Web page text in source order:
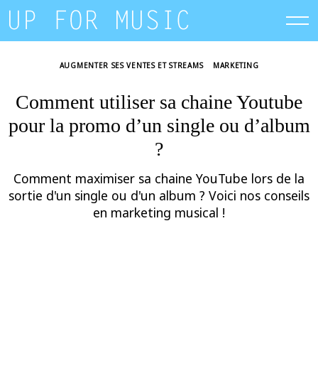
Skip
to
AUGMENTER SES VENTES ET STREAMS MARKETING
Comment utiliser sa chaine Youtube
pour la promo d’un single ou d’album
?
Comment maximiser sa chaine YouTube lors de la
sortie d'un single ou d'un album ? Voici nos conseils
en marketing musical !